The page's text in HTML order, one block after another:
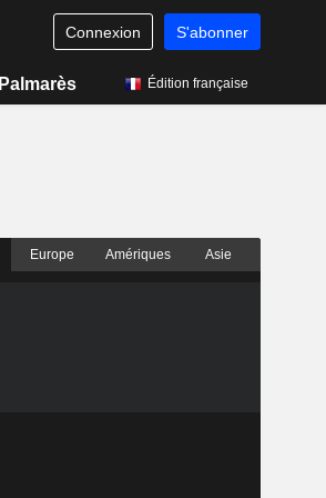
Connexion S'abonner
Palmarès Édition française
Europe Amériques Asie